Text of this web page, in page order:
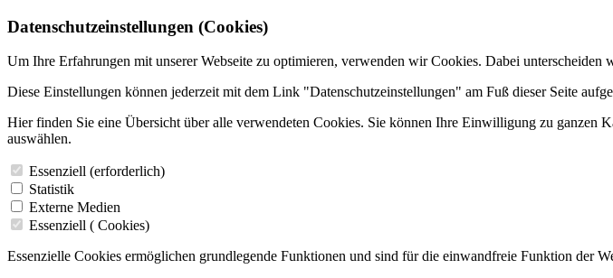
Datenschutzeinstellungen (Cookies)
Um Ihre Erfahrungen mit unserer Webseite zu optimieren, verwenden wir Cookies. Dabei
Diese Einstellungen können jederzeit mit dem Link "Datenschutzeinstellungen" am Fuß dieser Seite
Hier finden Sie eine Übersicht über alle verwendeten Cookies. Sie können Ihre Einwilligung zu ganzen
auswählen.
Essenziell (erforderlich)
Statistik
Externe Medien
Essenziell ( Cookies)
Essenzielle Cookies ermöglichen grundlegende Funktionen und sind für die einwandfreie Funktion der